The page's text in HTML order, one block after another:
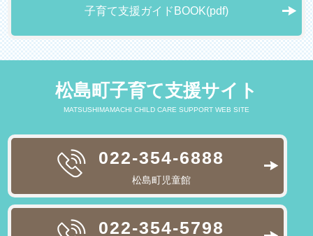
子育て支援ガイドBOOK(pdf)
松島町子育て支援サイト
MATSUSHIMAMACHI CHILD CARE SUPPORT WEB SITE
022-354-6888
松島町児童館
022-354-5798